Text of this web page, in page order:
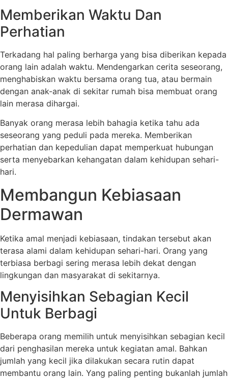
Memberikan Waktu Dan
Perhatian
Terkadang hal paling berharga yang bisa diberikan kepada
orang lain adalah waktu. Mendengarkan cerita seseorang,
menghabiskan waktu bersama orang tua, atau bermain
dengan anak-anak di sekitar rumah bisa membuat orang
lain merasa dihargai.
Banyak orang merasa lebih bahagia ketika tahu ada
seseorang yang peduli pada mereka. Memberikan
perhatian dan kepedulian dapat memperkuat hubungan
serta menyebarkan kehangatan dalam kehidupan sehari-
hari.
Membangun Kebiasaan
Dermawan
Ketika amal menjadi kebiasaan, tindakan tersebut akan
terasa alami dalam kehidupan sehari-hari. Orang yang
terbiasa berbagi sering merasa lebih dekat dengan
lingkungan dan masyarakat di sekitarnya.
Menyisihkan Sebagian Kecil
Untuk Berbagi
Beberapa orang memilih untuk menyisihkan sebagian kecil
dari penghasilan mereka untuk kegiatan amal. Bahkan
jumlah yang kecil jika dilakukan secara rutin dapat
membantu orang lain. Yang paling penting bukanlah jumlah